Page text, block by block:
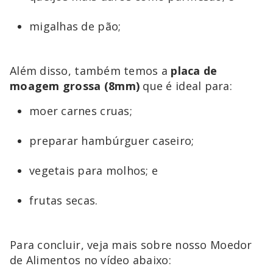
migalhas de pão;
Além disso, também temos a placa de
moagem grossa (8mm) que é ideal para:
moer carnes cruas;
preparar hambúrguer caseiro;
vegetais para molhos; e
frutas secas.
Para concluir, veja mais sobre nosso Moedor
de Alimentos no vídeo abaixo: